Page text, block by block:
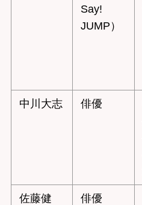
Say!
JUMP）
中川大志 俳優
佐藤健 俳優